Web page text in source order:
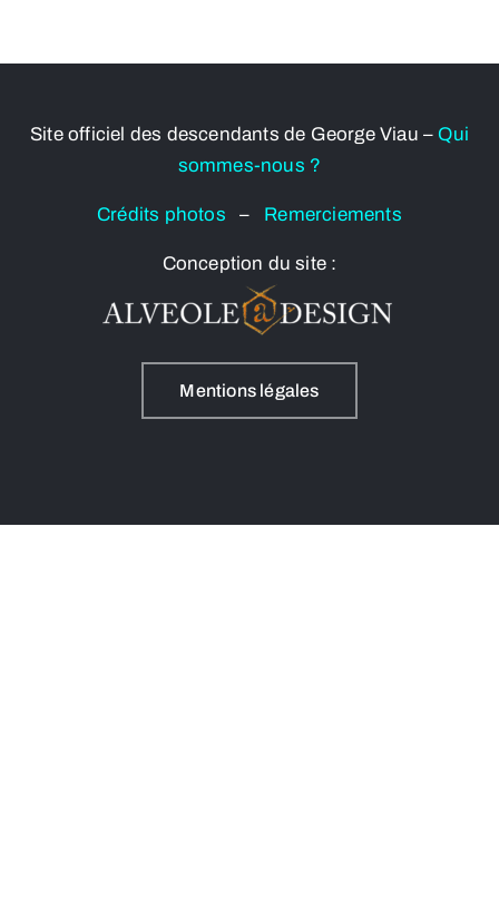
Site officiel des descendants de George Viau – Qui
sommes-nous ?
Crédits photos– Remerciements
Conception du site :
Mentions légales